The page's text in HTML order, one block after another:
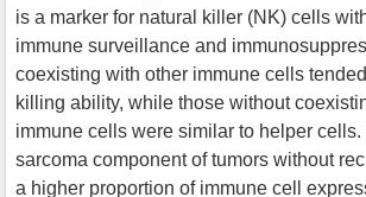
is a marker for natural killer (NK) cells
immune surveillance and
coexisting with other immune cells
killing ability, while those without
immune cells were similar to helper
sarcoma component of tumors without
a higher proportion of immune cell